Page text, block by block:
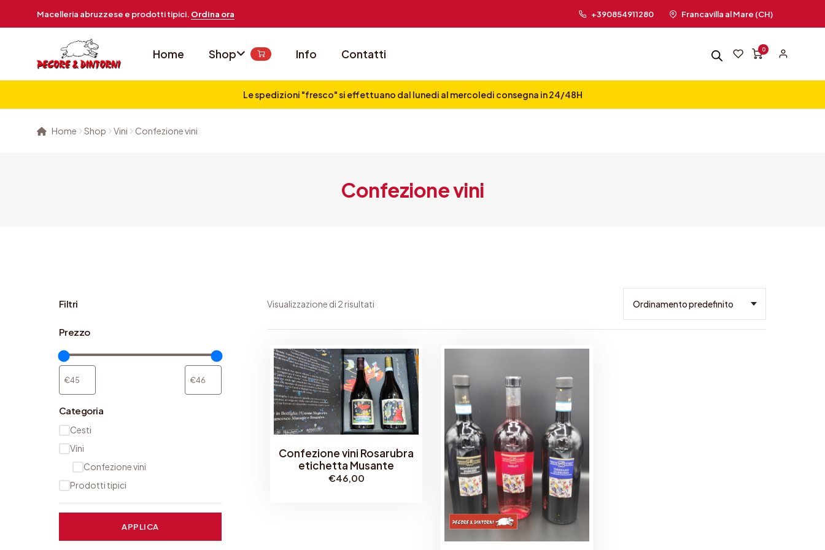
Macelleria abruzzese e prodotti tipici. Ordina ora +390854911280 Francavilla al Mare (CH)
Home Shop Info Contatti 0
Le spedizioni "fresco" si effettuano dal lunedi al mercoledi consegna in 24/48H
Home Shop Vini Confezione vini
Confezione vini
Filtri
Prezzo
Categoria
C
a
e
g
r
Cesti
Vini
Confezione vini
Prodotti tipici
APPLICA
Visualizzazione di 2 risultati
Confezione vini Rosarubra
etichetta Musante
€46,00